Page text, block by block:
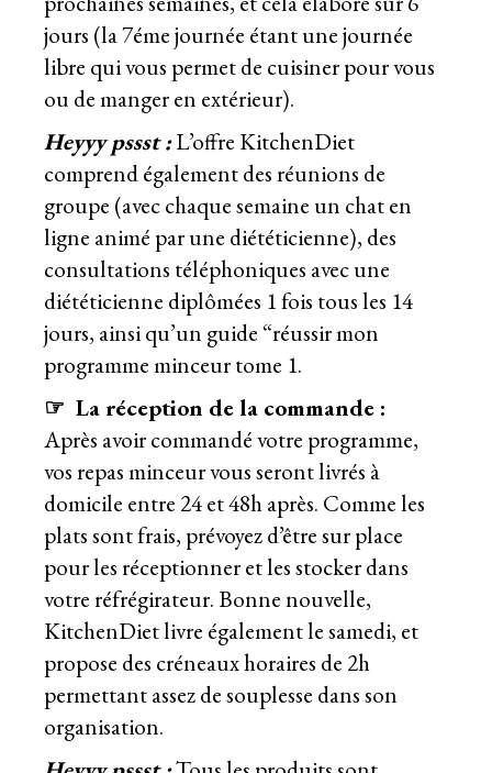
jours (la 7éme journée étant une journée
libre qui vous permet de cuisiner pour vous
ou de manger en extérieur).
Heyyy pssst :L’offre KitchenDiet
comprend également des réunions de
groupe (avec chaque semaine un chat en
ligne animé par une diététicienne), des
consultations téléphoniques avec une
diététicienne diplômées 1 fois tous les 14
jours, ainsi qu’un guide “réussir mon
programme minceur tome 1.
☞ La réception de la commande :
Après avoir commandé votre programme,
vos repas minceur vous seront livrés à
domicile entre 24 et 48h après. Comme les
plats sont frais, prévoyez d’être sur place
pour les réceptionner et les stocker dans
votre réfrégirateur. Bonne nouvelle,
KitchenDiet livre également le samedi, et
propose des créneaux horaires de 2h
permettant assez de souplesse dans son
organisation.